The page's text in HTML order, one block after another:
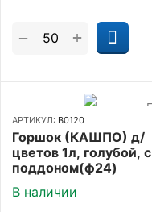
+
−
АРТИКУЛ: В0120
Горшок (КАШПО) д/
цветов 1л, голубой, с
поддоном(ф24)
В наличии